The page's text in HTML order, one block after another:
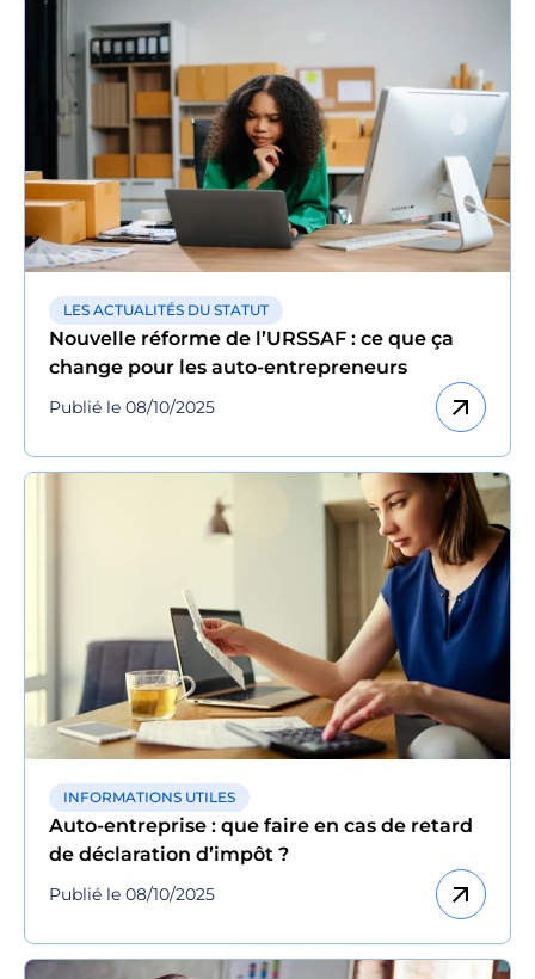
LES ACTUALITÉS DU STATUT
Nouvelle réforme de l’URSSAF : ce que ça
change pour les auto-entrepreneurs
Publié le 08/10/2025 arrow_outward
INFORMATIONS UTILES
Auto-entreprise : que faire en cas de retard
de déclaration d’impôt ?
Publié le 08/10/2025 arrow_outward